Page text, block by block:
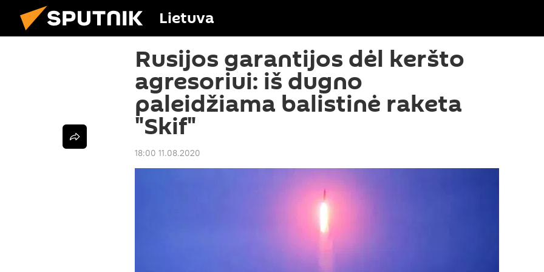
Lietuva
Rusijos garantijos dėl keršto
agresoriui: iš dugno
paleidžiama balistinė raketa
"Skif"
18:00 11.08.2020